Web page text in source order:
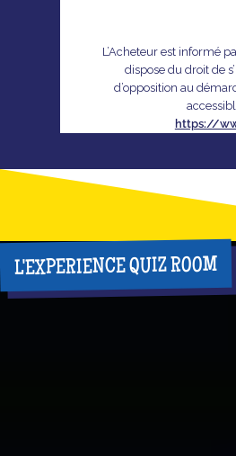
L’Acheteur est informé
dispose du droit de
d’opposition au
https://
L'EXPERIENCE QUIZ ROOM